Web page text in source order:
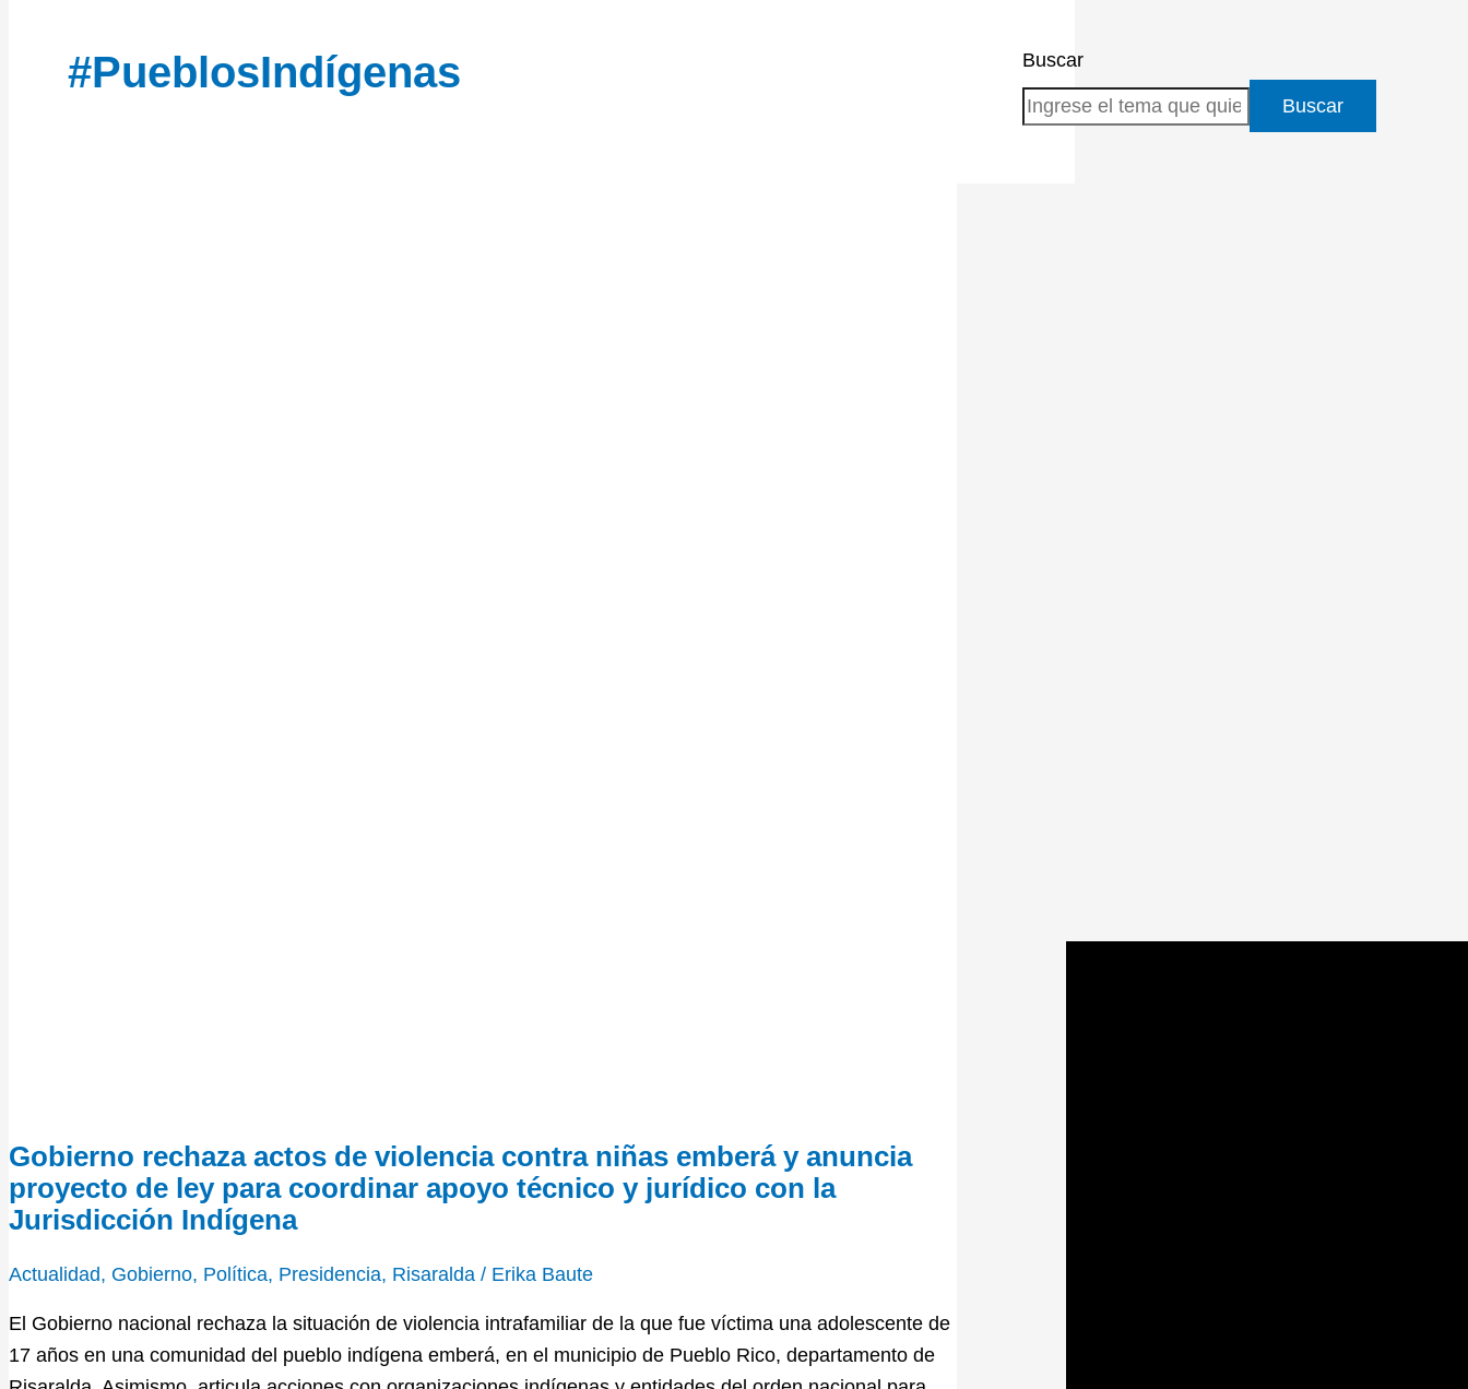
#PueblosIndígenas
Gobierno rechaza actos de violencia contra niñas emberá y anuncia
proyecto de ley para coordinar apoyo técnico y jurídico con la
Jurisdicción Indígena
Actualidad, Gobierno, Política, Presidencia, Risaralda / Erika Baute
El Gobierno nacional rechaza la situación de violencia intrafamiliar de la que fue víctima una adolescente de
17 años en una comunidad del pueblo indígena emberá, en el municipio de Pueblo Rico, departamento de
Buscar
Buscar